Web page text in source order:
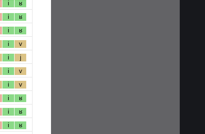
i ʁ
i ʁ
i ʁ
i v
i j
i v
i v
i ʁ
i ʁ
i ʁ